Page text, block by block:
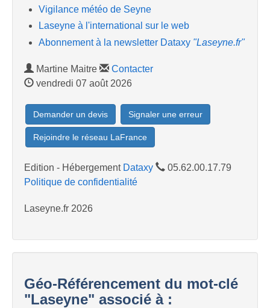
Vigilance météo de Seyne
Laseyne à l'international sur le web
Abonnement à la newsletter Dataxy "Laseyne.fr"
Martine Maitre
Contacter
vendredi 07 août 2026
Demander un devis Signaler une erreur
Rejoindre le réseau LaFrance
Edition - Hébergement Dataxy
05.62.00.17.79
Politique de confidentialité
Laseyne.fr 2026
Géo-Référencement du mot-clé
"Laseyne" associé à :